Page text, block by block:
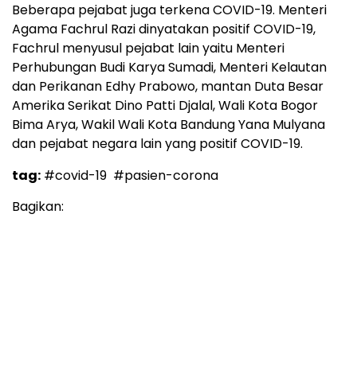
Beberapa pejabat juga terkena COVID-19. Menteri
Agama Fachrul Razi dinyatakan positif COVID-19,
Fachrul menyusul pejabat lain yaitu Menteri
Perhubungan Budi Karya Sumadi, Menteri Kelautan
dan Perikanan Edhy Prabowo, mantan Duta Besar
Amerika Serikat Dino Patti Djalal, Wali Kota Bogor
Bima Arya, Wakil Wali Kota Bandung Yana Mulyana
dan pejabat negara lain yang positif COVID-19.
tag: #covid-19 #pasien-corona
Bagikan: